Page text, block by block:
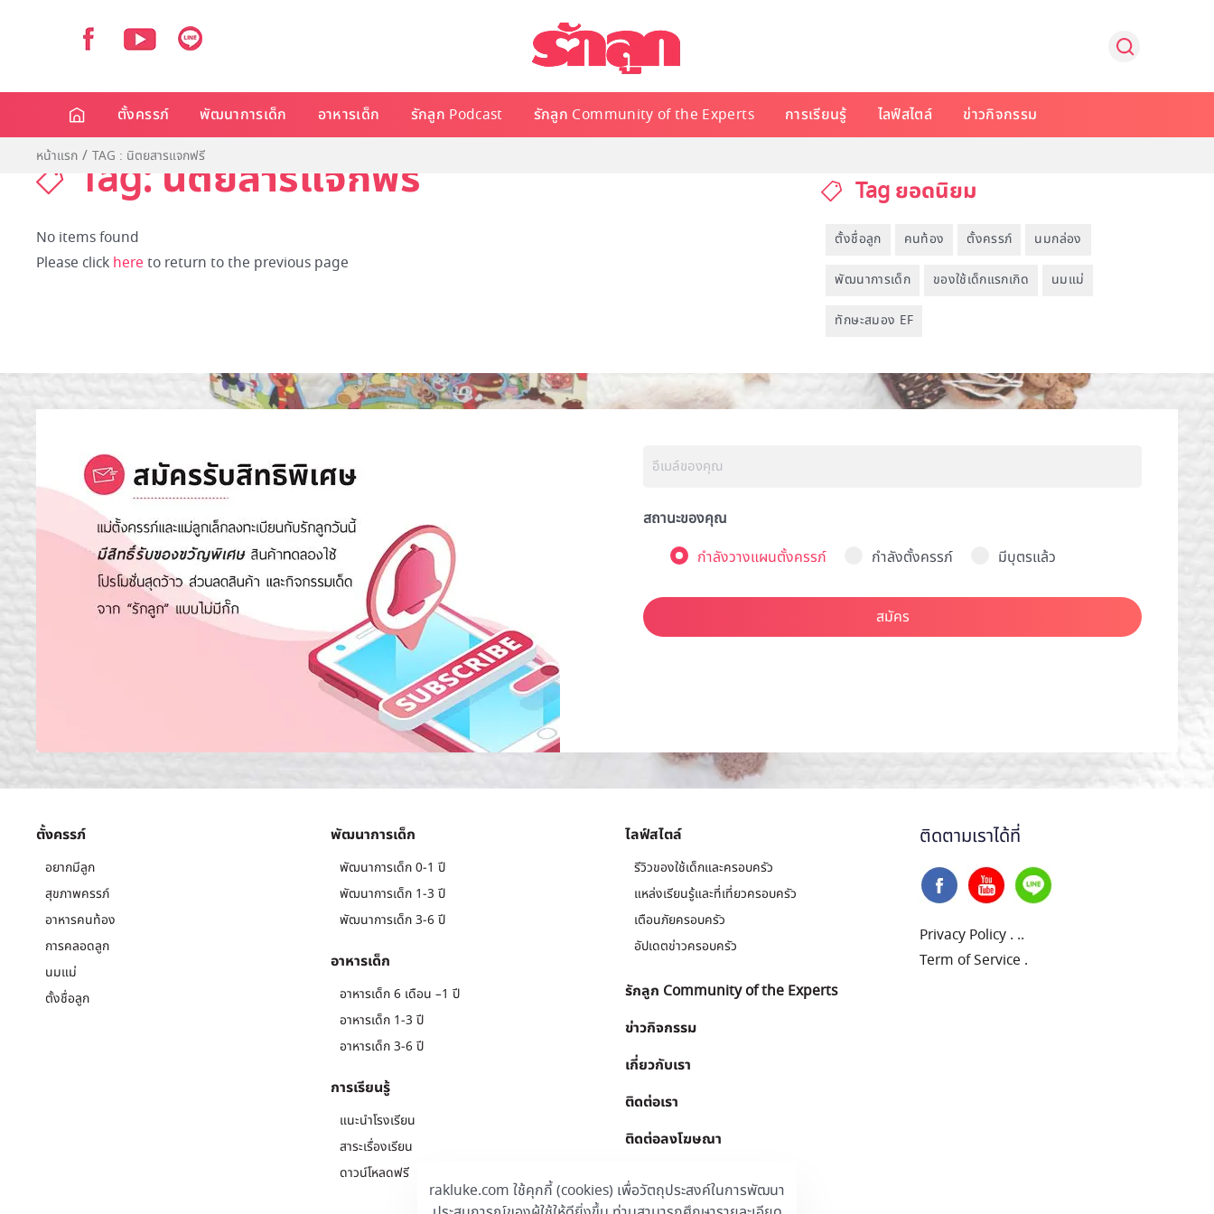
rakluke.com ใช้คุกกี้ (cookies) เพื่อวัตถุประสงค์ในการพัฒนา
ตั้งครรภ์ พัฒนาการเด็ก อาหารเด็ก รักลูก Podcast รักลูก Community of the Experts การเรียนรู้ ไลฟ์สไตล์ ข่าวกิจกรรม
หน้าแรก TAG : นิตยสารแจกฟรี
Tag: นิตยสารแจกฟรี
No items found
Please click here to return to the previous page
Tag ยอดนิยม
ตั้งชื่อลูก คนท้อง ตั้งครรภ์ นมกล่อง
พัฒนาการเด็ก ของใช้เด็กแรกเกิด นมแม่
ทักษะสมอง EF
สถานะของคุณ
กำลังวางแผนตั้งครรภ์
กำลังตั้งครรภ์ มีบุตรแล้ว
สมัคร
ตั้งครรภ์
อยากมีลูก
สุขภาพครรภ์
อาหารคนท้อง
การคลอดลูก
นมแม่
ตั้งชื่อลูก
พัฒนาการเด็ก
พัฒนาการเด็ก 0-1 ปี
พัฒนาการเด็ก 1-3 ปี
พัฒนาการเด็ก 3-6 ปี
อาหารเด็ก
อาหารเด็ก 6 เดือน –1 ปี
อาหารเด็ก 1-3 ปี
อาหารเด็ก 3-6 ปี
การเรียนรู้
แนะนำโรงเรียน
สาระเรื่องเรียน
ดาวน์โหลดฟรี
ไลฟ์สไตล์
รีวิวของใช้เด็กและครอบครัว
แหล่งเรียนรู้และที่เที่ยวครอบครัว
เตือนภัยครอบครัว
อัปเดตข่าวครอบครัว
รักลูก Community of the Experts
ข่าวกิจกรรม
เกี่ยวกับเรา
ติดต่อเรา
ติดต่อลงโฆษณา
ติดตามเราได้ที่
Privacy Policy . ..
Term of Service .